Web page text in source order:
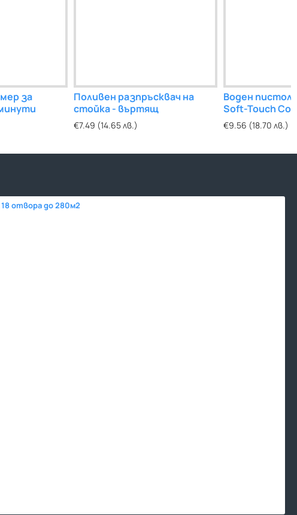
от гофирана
тръба 1" ЖЖ
Канелка спирателна 3/4" с Т-
дръжка БЪРЗА ВРЪЗКА
€11.50 (22.49 лв.)
Шибърен
КЛИН
€7.15 (13.98
за
Поливен разпръсквач на
стойка - въртящ
€7.49 (14.65 лв.)
Воден
Soft-Touch
€9.56 (18.70 лв.)
18 отвора до 280м2